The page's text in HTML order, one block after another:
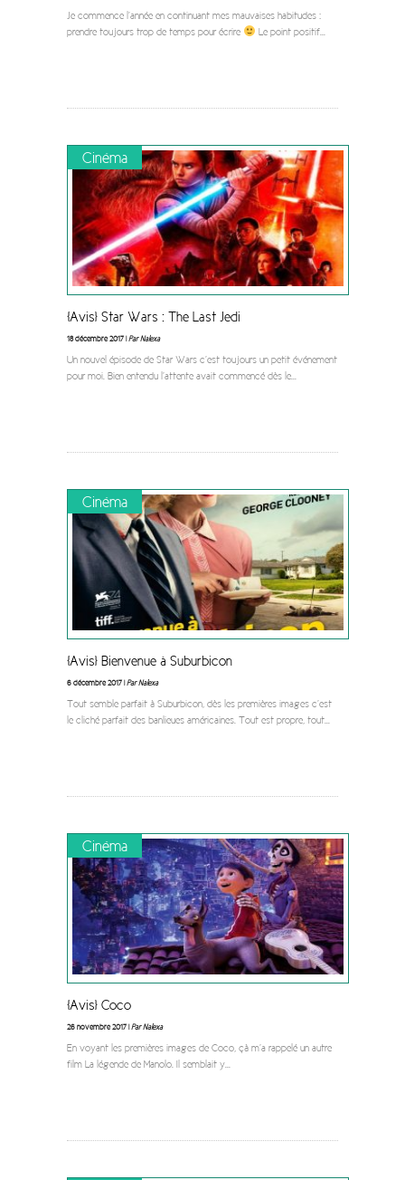
Je commence l’année en continuant mes mauvaises habitudes :
prendre toujours trop de temps pour écrire
Le point positif...
Cinéma
[Avis] Star Wars : The Last Jedi
18 décembre 2017 |Par Nalexa
Un nouvel épisode de Star Wars c’est toujours un petit événement
pour moi. Bien entendu l’attente avait commencé dès le...
Cinéma
[Avis] Bienvenue à Suburbicon
6 décembre 2017 |Par Nalexa
Tout semble parfait à Suburbicon, dès les premières images c’est
le cliché parfait des banlieues américaines. Tout est propre, tout...
Cinéma
[Avis] Coco
26 novembre 2017 |Par Nalexa
En voyant les premières images de Coco, çà m’a rappelé un autre
film La légende de Manolo. Il semblait y...